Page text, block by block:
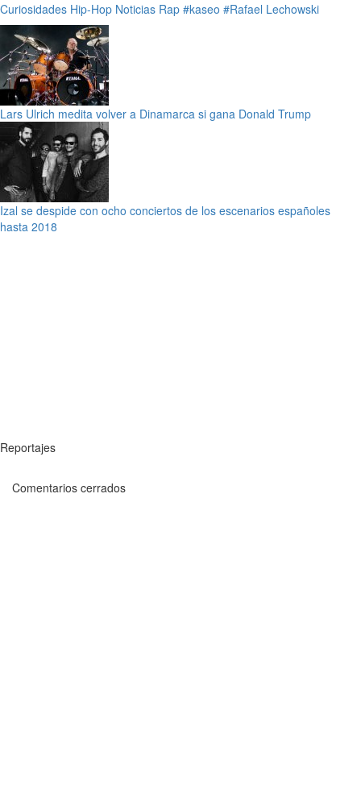
Curiosidades Hip-Hop Noticias Rap #kaseo #Rafael Lechowski
Lars Ulrich medita volver a Dinamarca si gana Donald Trump
Izal se despide con ocho conciertos de los escenarios españoles
hasta 2018
Reportajes
Comentarios cerrados